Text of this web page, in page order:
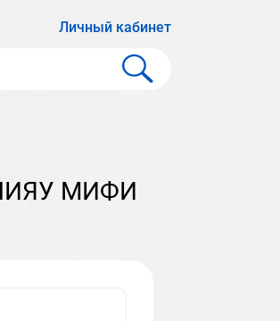
Личный кабинет
НИЯУ МИФИ